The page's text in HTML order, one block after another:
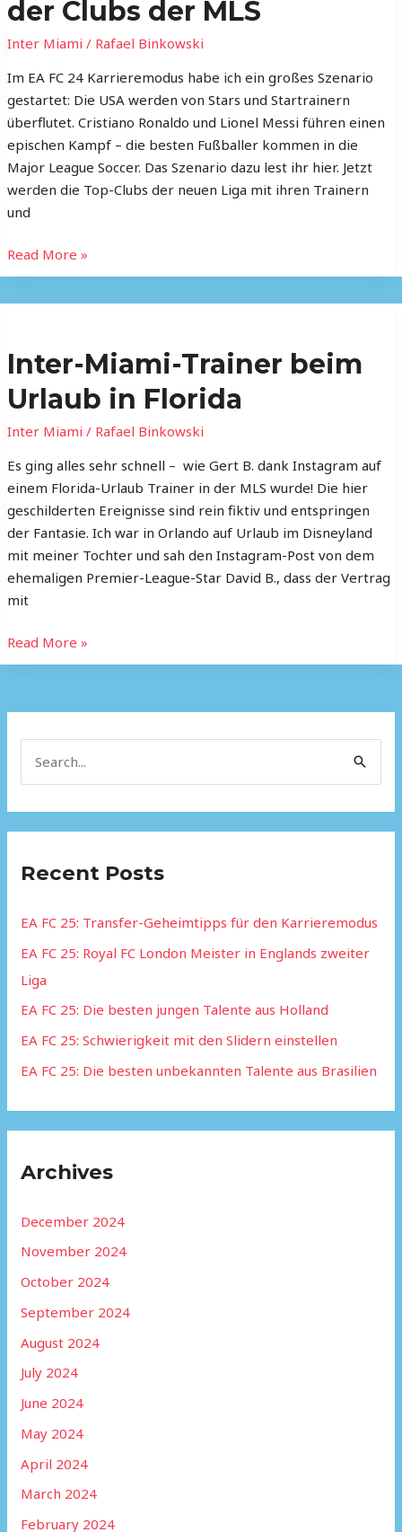
der Clubs der MLS
Inter Miami / Rafael Binkowski
Im EA FC 24 Karrieremodus habe ich ein großes Szenario
gestartet: Die USA werden von Stars und Startrainern
überflutet. Cristiano Ronaldo und Lionel Messi führen einen
epischen Kampf – die besten Fußballer kommen in die
Major League Soccer. Das Szenario dazu lest ihr hier. Jetzt
werden die Top-Clubs der neuen Liga mit ihren Trainern
und
Die
Vorstellung
der
MLS
Read More »
Inter-Miami-Trainer beim
Urlaub in Florida
Inter Miami / Rafael Binkowski
Es ging alles sehr schnell – wie Gert B. dank Instagram auf
einem Florida-Urlaub Trainer in der MLS wurde! Die hier
geschilderten Ereignisse sind rein fiktiv und entspringen
der Fantasie. Ich war in Orlando auf Urlaub im Disneyland
mit meiner Tochter und sah den Instagram-Post von dem
ehemaligen Premier-League-Star David B., dass der Vertrag
mit
Trainer
Urlaub
in
Read More »
c
f
o
r
:
Recent Posts
EA FC 25: Transfer-Geheimtipps für den Karrieremodus
EA FC 25: Royal FC London Meister in Englands zweiter
Liga
EA FC 25: Die besten jungen Talente aus Holland
EA FC 25: Schwierigkeit mit den Slidern einstellen
EA FC 25: Die besten unbekannten Talente aus Brasilien
Archives
December 2024
November 2024
October 2024
September 2024
August 2024
July 2024
June 2024
May 2024
April 2024
March 2024
February 2024